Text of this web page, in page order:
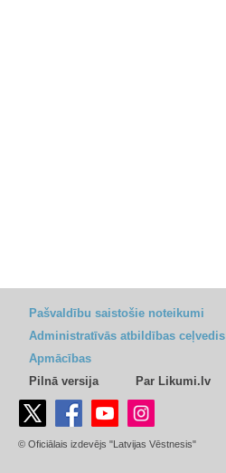
Pašvaldību saistošie noteikumi
Administratīvās atbildības ceļvedis
Apmācības
Pilnā versija
Par Likumi.lv
© Oficiālais izdevējs "Latvijas Vēstnesis"